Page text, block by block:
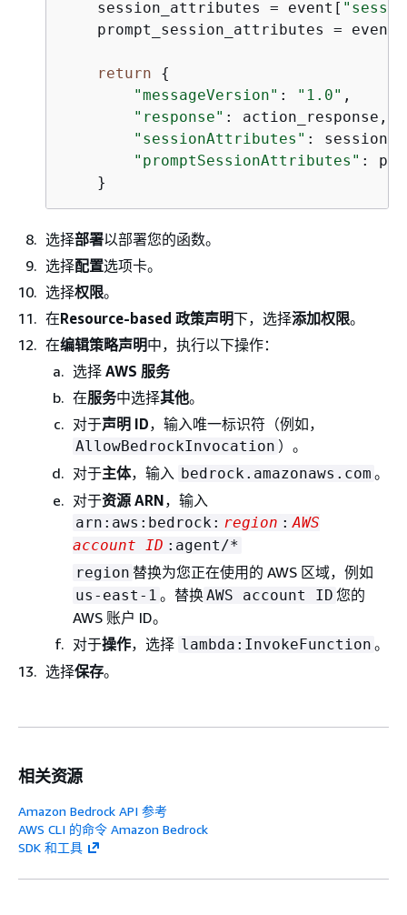
    session_attributes = event[
    prompt_session_attributes = event[
return
{
"messageVersion" : "1.0" ,
"response" : action_response,
"sessionAttributes" :
"promptSessionAttributes" :
    }
选择部署以部署您的函数。
选择配置选项卡。
选择权限。
在Resource-based 政策声明下，选择添加权限。
在编辑策略声明中，执行以下操作：
选择 AWS 服务
在服务中选择其他。
对于声明 ID，输入唯一标识符（例如，
AllowBedrockInvocation ）。
对于主体，输入 bedrock.amazonaws.com 。
对于资源 ARN，输入
arn:aws:bedrock: region : AWS
account ID :agent/*
region 替换为您正在使用的 AWS 区域，例如
us-east-1 。替换AWS account ID 您的
AWS 账户 ID。
对于操作，选择 lambda:InvokeFunction 。
选择保存。
相关资源
Amazon Bedrock API 参考
AWS CLI 的命令 Amazon Bedrock
SDK 和工具